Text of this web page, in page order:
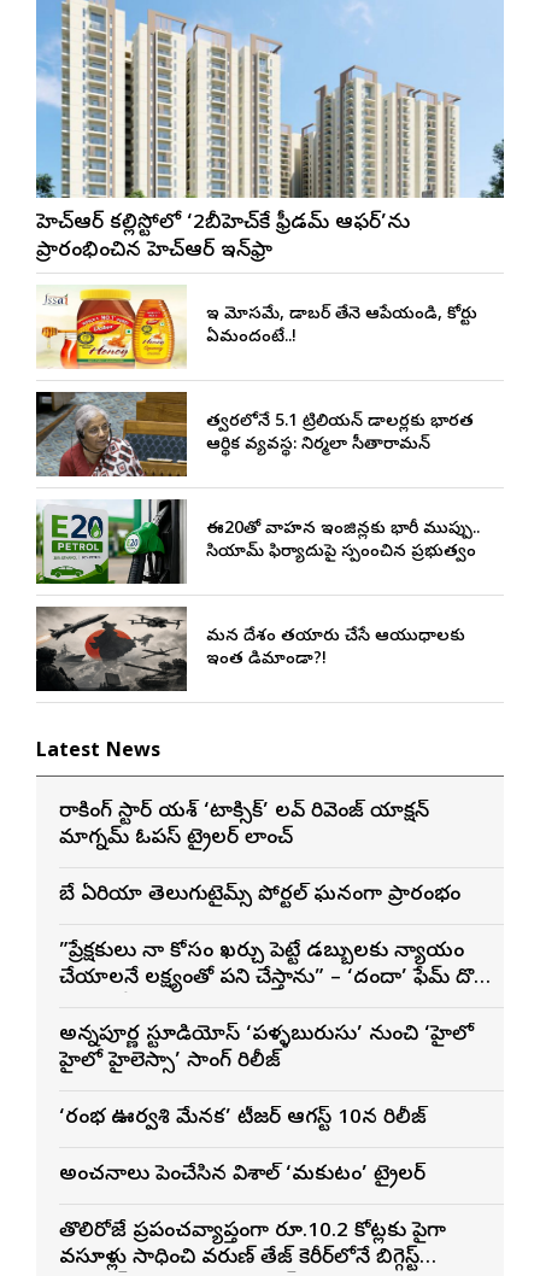
జీహెచ్ఆర్ కల్లిస్టోలో ‘2బీహెచ్‌కే ఫ్రీడమ్ ఆఫర్’ను
ప్రారంభించిన జీహెచ్ఆర్ ఇన్‌ఫ్రా
ఇది మోసమే, డాబర్‌ తేనె ఆపేయండి, కోర్టు
ఏమందంటే..!
త్వరలోనే 5.1 ట్రిలియన్ డాలర్లకు భారత
ఆర్థిక వ్యవస్థ: నిర్మలా సీతారామన్
ఈ20తో వాహన ఇంజిన్లకు భారీ ముప్పు..
సియామ్ ఫిర్యాదుపై స్పందించిన ప్రభుత్వం
మన దేశం తయారు చేసే ఆయుధాలకు
ఇంత డిమాండా?!
Latest News
రాకింగ్ స్టార్ యశ్ ‘టాక్సిక్’ లవ్ రివెంజ్ యాక్షన్
మాగ్నమ్ ఓపస్‌ ట్రైలర్ లాంచ్
బే ఏరియా తెలుగుటైమ్స్ పోర్టల్ ఘనంగా ప్రారంభం
”ప్రేక్షకులు నా కోసం ఖర్చు పెట్టే డబ్బులకు న్యాయం
చేయాలనే లక్ష్యంతో పని చేస్తాను” – ‘దందా’ ఫేమ్ దొర
అన్నపూర్ణ స్టూడియోస్ ‘పళ్ళబురుసు’ నుంచి ‘హైలో
హైలో హైలెస్సా’ సాంగ్ రిలీజ్
‘రంభ ఊర్వశి మేనక’ టీజర్ ఆగస్ట్ 10న రిలీజ్
అంచనాలు పెంచేసిన విశాల్ ‘మకుటం’ ట్రైలర్
తొలిరోజే ప్రపంచవ్యాప్తంగా రూ.10.2 కోట్లకు పైగా
వసూళ్లు సాధించి వరుణ్ తేజ్ కెరీర్‌లోనే బిగ్గెస్ట్